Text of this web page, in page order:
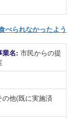
べられなかったよう
業名: 市民からの提
の他(既に実施済